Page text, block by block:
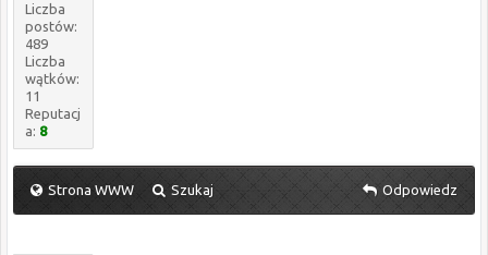
Liczba
postów:
489
Liczba
wątków:
11
Reputacj
a: 8
Strona WWW Szukaj Odpowiedz